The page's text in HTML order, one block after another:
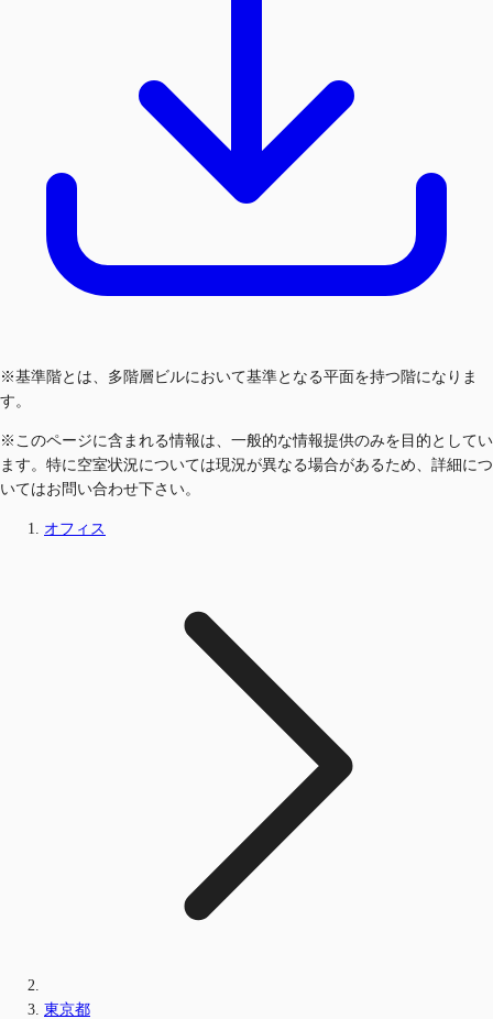
※基準階とは、多階層ビルにおいて基準となる平面を持つ階になりま
す。
※このページに含まれる情報は、一般的な情報提供のみを目的としてい
ます。特に空室状況については現況が異なる場合があるため、詳細につ
いてはお問い合わせ下さい。
オフィス
東京都